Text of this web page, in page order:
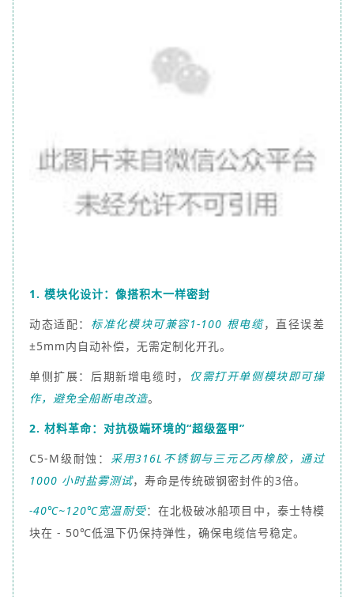
1. 模块化设计：像搭积木一样密封
动态适配： 标准化模块可兼容1-100 根电缆，直径误差
±5mm内自动补偿，无需定制化开孔。
单侧扩展：后期新增电缆时，
仅需打开单侧模块即可操
作，避免全船断电改造。
2. 材料革命：对抗极端环境的“超级盔甲”
C5-M级耐蚀： 采用316L不锈钢与三元乙丙橡胶，通过
1000 小时盐雾测试，寿命是传统碳钢密封件的3倍。
-40℃~120℃宽温耐受：在北极破冰船项目中，泰士特模
块在 - 50℃低温下仍保持弹性，确保电缆信号稳定。